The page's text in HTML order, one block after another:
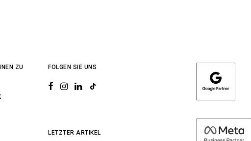
ZU
FOLGEN SIE UNS
LETZTER ARTIKEL